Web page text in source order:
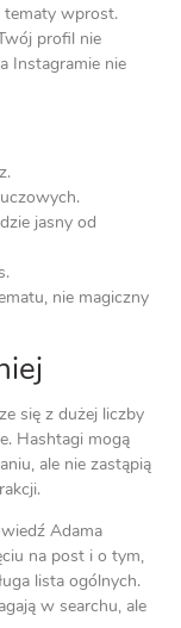
tematy wprost.
profil nie
Instagramie nie
jasny od
nie magiczny
się z dużej liczby
Hashtagi mogą
ale nie zastąpią
Adama
na post i o tym,
lista ogólnych.
w searchu, ale